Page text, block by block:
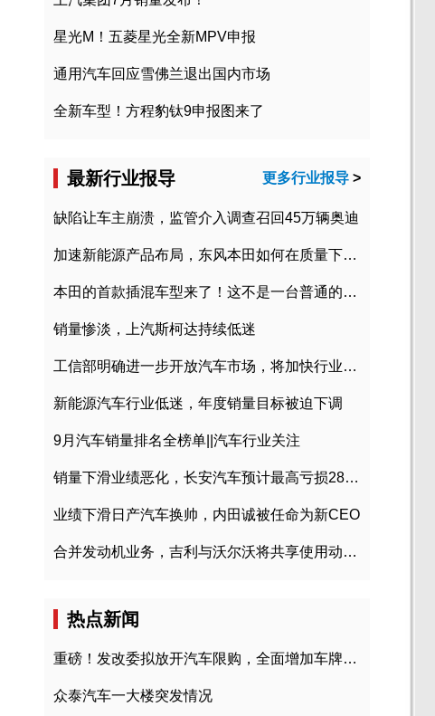
星光M！五菱星光全新MPV申报
通用汽车回应雪佛兰退出国内市场
全新车型！方程豹钛9申报图来了
最新行业报导 更多行业报导 >
缺陷让车主崩溃，监管介入调查召回45万辆奥迪
加速新能源产品布局，东风本田如何在质量下转型？
本田的首款插混车型来了！这不是一台普通的CR-V
销量惨淡，上汽斯柯达持续低迷
工信部明确进一步开放汽车市场，将加快行业兼并重组
新能源汽车行业低迷，年度销量目标被迫下调
9月汽车销量排名全榜单||汽车行业关注
销量下滑业绩恶化，长安汽车预计最高亏损28亿元
业绩下滑日产汽车换帅，内田诚被任命为新CEO
合并发动机业务，吉利与沃尔沃将共享使用动力总成
热点新闻
重磅！发改委拟放开汽车限购，全面增加车牌指标
众泰汽车一大楼突发情况